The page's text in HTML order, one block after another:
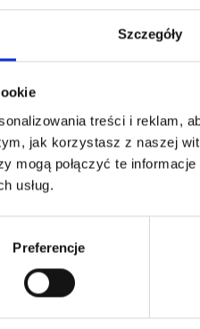
Szczegóły
treści i reklam,
jak korzystasz z naszej
mogą połączyć te
usług.
Preferencje
osobowych jest dobrowolne,
ubezpieczenia Twojego pojazdu.
z o.o. Twoje dane będą
poprawiania oraz żądania